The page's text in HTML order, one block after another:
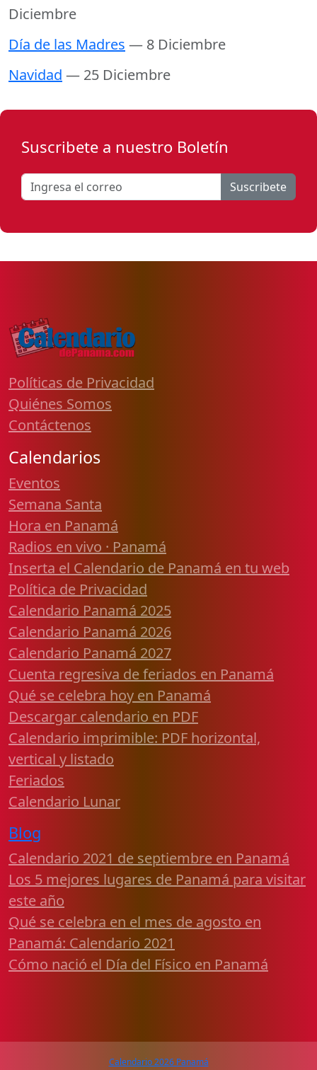
Diciembre
Día de las Madres — 8 Diciembre
Navidad — 25 Diciembre
Suscribete a nuestro Boletín
Suscribete
Políticas de Privacidad
Quiénes Somos
Contáctenos
Calendarios
Eventos
Semana Santa
Hora en Panamá
Radios en vivo · Panamá
Inserta el Calendario de Panamá en tu web
Política de Privacidad
Calendario Panamá 2025
Calendario Panamá 2026
Calendario Panamá 2027
Cuenta regresiva de feriados en Panamá
Qué se celebra hoy en Panamá
Descargar calendario en PDF
Calendario imprimible: PDF horizontal,
vertical y listado
Feriados
Calendario Lunar
Blog
Calendario 2021 de septiembre en Panamá
Los 5 mejores lugares de Panamá para visitar
este año
Qué se celebra en el mes de agosto en
Panamá: Calendario 2021
Cómo nació el Día del Físico en Panamá
Calendario 2026 Panamá